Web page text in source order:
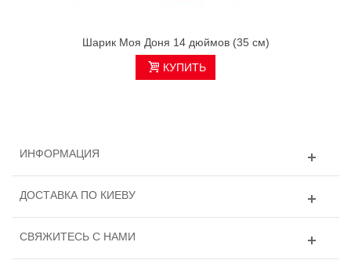
Шарик Моя Доня 14 дюймов (35 см)
КУПИТЬ
ИНФОРМАЦИЯ
ДОСТАВКА ПО КИЕВУ
СВЯЖИТЕСЬ С НАМИ